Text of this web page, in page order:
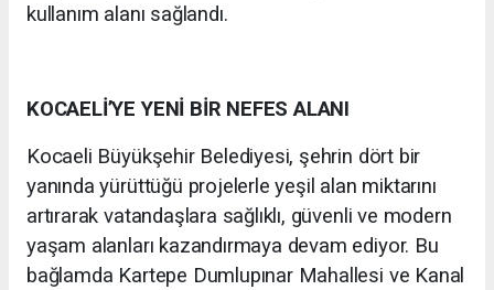
kullanım alanı sağlandı.
KOCAELİ’YE YENİ BİR NEFES ALANI
Kocaeli Büyükşehir Belediyesi, şehrin dört bir
yanında yürüttüğü projelerle yeşil alan miktarını
artırarak vatandaşlara sağlıklı, güvenli ve modern
yaşam alanları kazandırmaya devam ediyor. Bu
bağlamda Kartepe Dumlupınar Mahallesi ve Kanal